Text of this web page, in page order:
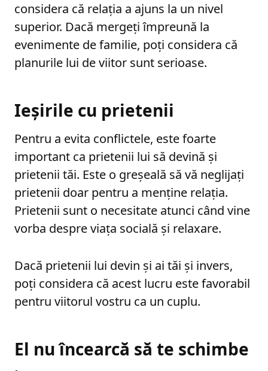
considera că relația a ajuns la un nivel
superior. Dacă mergeți împreună la
evenimente de familie, poți considera că
planurile lui de viitor sunt serioase.
Ieșirile cu prietenii
Pentru a evita conflictele, este foarte
important ca prietenii lui să devină și
prietenii tăi. Este o greșeală să vă neglijați
prietenii doar pentru a menține relația.
Prietenii sunt o necesitate atunci când vine
vorba despre viața socială și relaxare.
Dacă prietenii lui devin și ai tăi și invers,
poți considera că acest lucru este favorabil
pentru viitorul vostru ca un cuplu.
El nu încearcă să te schimbe